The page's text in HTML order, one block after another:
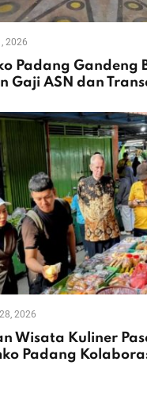
2026
Padang Gandeng
Gaji ASN dan
2026
Wisata Kuliner
Padang